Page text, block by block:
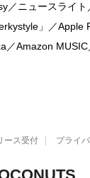
／ニュースライト
」／Apple
／Amazon
ース受付 プライ